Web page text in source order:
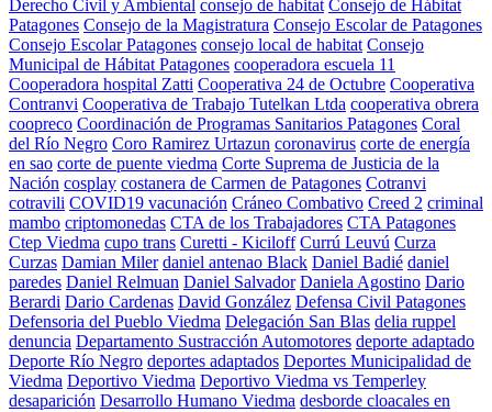
Derecho Civil y Ambiental consejo de habitat Consejo de Hábitat
Patagones Consejo de la Magistratura Consejo Escolar de Patagones
Consejo Escolar Patagones consejo local de habitat Consejo
Municipal de Hábitat Patagones cooperadora escuela 11
Cooperadora hospital Zatti Cooperativa 24 de Octubre Cooperativa
Contranvi Cooperativa de Trabajo Tutelkan Ltda cooperativa obrera
coopreco Coordinación de Programas Sanitarios Patagones Coral
del Río Negro Coro Ramirez Urtazun coronavirus corte de energía
en sao corte de puente viedma Corte Suprema de Justicia de la
Nación cosplay costanera de Carmen de Patagones Cotranvi
cotravili COVID19 vacunación Cráneo Combativo Creed 2 criminal
mambo criptomonedas CTA de los Trabajadores CTA Patagones
Ctep Viedma cupo trans Curetti - Kiciloff Currú Leuvú Curza
Curzas Damian Miler daniel antenao Black Daniel Badié daniel
paredes Daniel Relmuan Daniel Salvador Daniela Agostino Dario
Berardi Dario Cardenas David González Defensa Civil Patagones
Defensoria del Pueblo Viedma Delegación San Blas delia ruppel
denuncia Departamento Sustracción Automotores deporte adaptado
Deporte Río Negro deportes adaptados Deportes Municipalidad de
Viedma Deportivo Viedma Deportivo Viedma vs Temperley
desaparición Desarrollo Humano Viedma desborde cloacales en